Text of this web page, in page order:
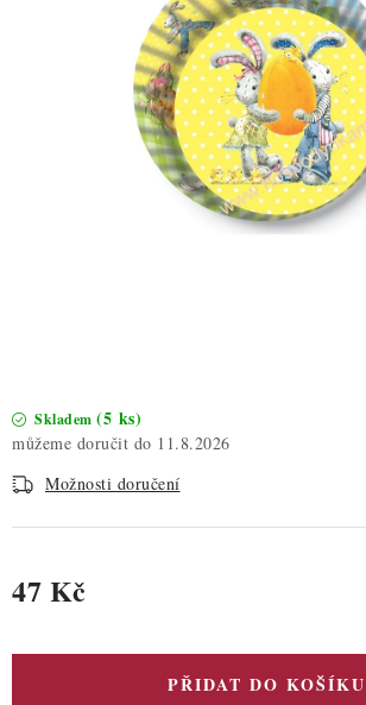
ZDRAVÉ PEČENÍ
DÁRKOVÉ POUKAZY
TÉMATICKÉ PRODUKTY
Nepřevzetí zásilky na dobírku
Hodnocení obchodu
Podmínky ochrany osobních údajů
Skladem (5 ks)
11.8.2026
Možnosti doručení
47 Kč
PŘIDAT DO KOŠÍKU